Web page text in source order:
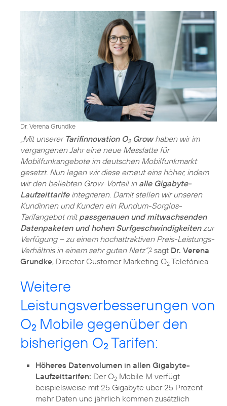
Dr. Verena Grundke
„Mit unserer Tarifinnovation O2Growhaben wir im
vergangenen Jahr eine neue Messlatte für
Mobilfunkangebote im deutschen Mobilfunkmarkt
gesetzt. Nun legen wir diese erneut eins höher, indem
wir den beliebten Grow-Vorteil in alle Gigabyte-
Laufzeittarifeintegrieren. Damit stellen wir unseren
Kundinnen und Kunden ein Rundum-Sorglos-
Tarifangebot mitpassgenauen und mitwachsenden
Datenpaketen und hohen Surfgeschwindigkeitenzur
Verfügung – zu einem hochattraktiven Preis-Leistungs-
Verhältnis in einem sehr guten Netz“,2 sagt Dr. Verena
Grundke, Director Customer Marketing O2 Telefónica.
Weitere
Leistungsverbesserungen von
O2 Mobile gegenüber den
bisherigen O2 Tarifen:
Höheres Datenvolumen in allen Gigabyte-
Laufzeittarifen: Der O2 Mobile M verfügt
beispielsweise mit 25 Gigabyte über 25 Prozent
mehr Daten und jährlich kommen zusätzlich